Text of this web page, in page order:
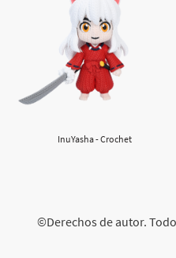
InuYasha - Crochet
©Derechos de autor.